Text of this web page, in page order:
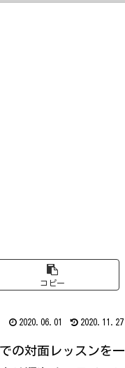
コピー
2020.06.01 2020.11.27
の対面レッスンを一